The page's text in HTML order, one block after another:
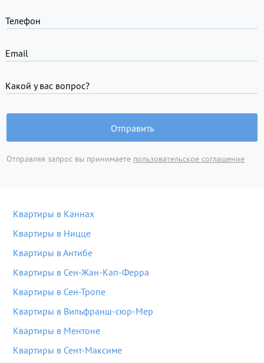
Телефон
Email
Какой у вас вопрос?
Отправить
Отправляя запрос вы принимаете пользовательское соглашение
Квартиры в Каннах
Квартиры в Ницце
Квартиры в Антибе
Квартиры в Сен-Жан-Кап-Ферра
Квартиры в Сен-Тропе
Квартиры в Вильфранш-сюр-Мер
Квартиры в Ментоне
Квартиры в Сент-Максиме